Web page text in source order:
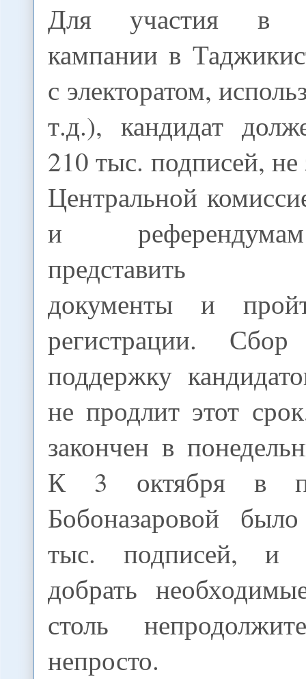
Для участия в
кампании в
с электоратом,
т.д.), кандидат
210 тыс. подписей, не
Центральной
и
представить
документы и
регистрации.
поддержку
не продлит этот
закончен в
К 3 октября в
Бобоназаровой
тыс. подписей, и
добрать
столь
непросто.